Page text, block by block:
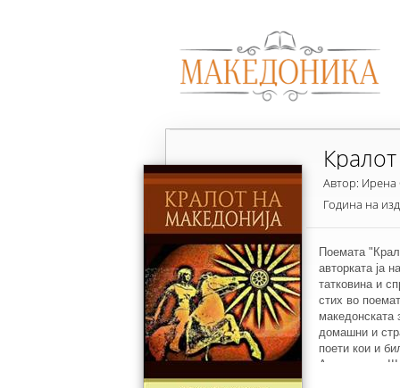
Автор: Ирена
Година на
Поемата
авторката ја
татковина и
стих во
македонската
домашни и
поети кои и
Александар